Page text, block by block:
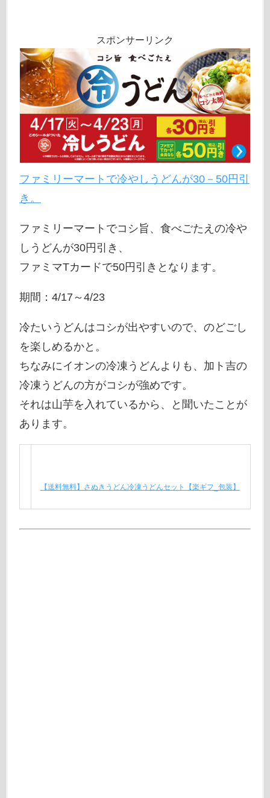
スポンサーリンク
ファミリーマートで冷やしうどんが30－50円引
き。
ファミリーマートでコシ旨、食べごたえの冷や
しうどんが30円引き、
ファミマTカードで50円引きとなります。
期間：4/17～4/23
冷たいうどんはコシが出やすいので、のどごし
を楽しめるかと。
ちなみにイオンの冷凍うどんよりも、加ト吉の
冷凍うどんの方がコシが強めです。
それは山芋を入れているから、と聞いたことが
あります。
【送料無料】さぬきうどん冷凍うどんセット【楽ギフ_包装】